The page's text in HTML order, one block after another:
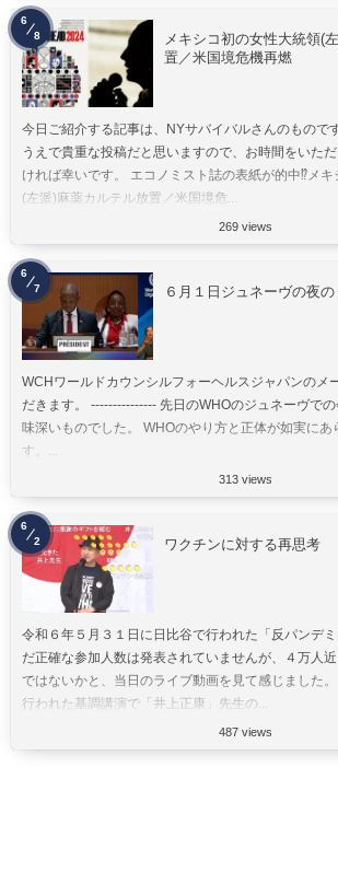
メキシコ初の女性大統領(
置／米国境危機再燃
今日ご紹介する記事は、NYサバイバルさんのもので
うえで貴重な投稿だと思いますので、お時間をいた
ければ幸いです。 エコノミスト誌の表紙が的中⁉︎メキ
(左派)麻薬カルテル放置／米国境危...
269 views
6
8
６月１日ジュネーヴの夜
WCHワールドカウンシルフォーヘルスジャパンのメ
だきます。 --------------- 先日のWHOのジュネーヴで
味深いものでした。 WHOのやり方と正体が如実にあ
す。...
313 views
6
7
ワクチンに対する再思考
令和６年５月３１日に日比谷で行われた「反パンデ
だ正確な参加人数は発表されていませんが、４万人
ではないかと、当日のライブ動画を見て感じました
行われた基調講演で「井上正康」先生の...
487 views
6
2